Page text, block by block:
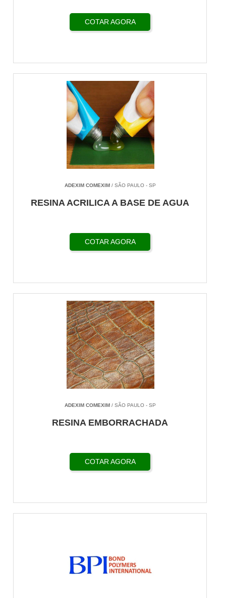
COTAR AGORA
ADEXIM COMEXIM/ SÃO PAULO - SP
RESINA ACRILICA A BASE DE AGUA
COTAR AGORA
ADEXIM COMEXIM/ SÃO PAULO - SP
RESINA EMBORRACHADA
COTAR AGORA